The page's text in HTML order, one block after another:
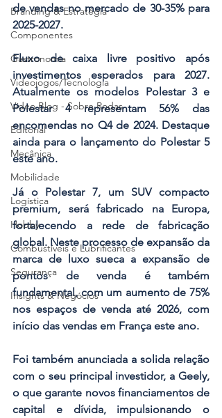
Branding & Estratégia
Componentes
Gastronomia
Videojogos/Tecnologia
Vídeo Blog - Sobre Rodas
Editorial
Mecânica
Mobilidade
Logística
Hobby
Combustíveis e Lubrificantes
Segurança
Insights & Negócios
de vendas no mercado de 30-35% para
2025-2027.
Fluxo de caixa livre positivo após
investimentos esperados para 2027.
Atualmente os modelos Polestar 3 e
Polestar 4 representam 56% das
encomendas no Q4 de 2024. Destaque
ainda para o lançamento do Polestar 5
este ano.
Já o Polestar 7, um SUV compacto
premium, será fabricado na Europa,
fortalecendo a rede de fabricação
global. Neste processo de expansão da
marca de luxo sueca a expansão de
pontos de venda é também
fundamental, com um aumento de 75%
nos espaços de venda até 2026, com
início das vendas em França este ano.
Foi também anunciada a solida relação
com o seu principal investidor, a Geely,
o que garante novos financiamentos de
capital e dívida, impulsionando o